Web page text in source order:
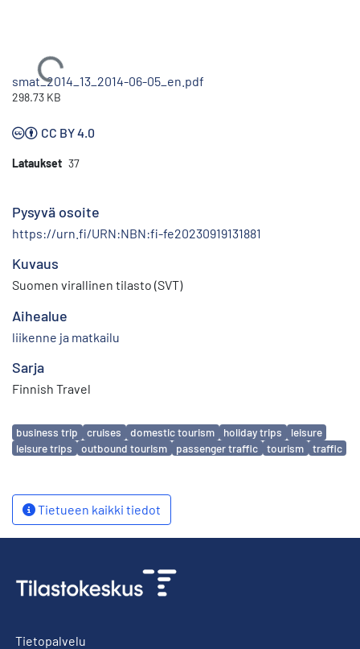
Ladataan...
smat_2014_13_2014-06-05_en.pdf
298.73 KB
CC BY 4.0
Lataukset 37
Pysyvä osoite
https://urn.fi/URN:NBN:fi-fe20230919131881
Kuvaus
Suomen virallinen tilasto (SVT)
Aihealue
liikenne ja matkailu
Sarja
Finnish Travel
Avainsanat
business trip cruises domestic tourism holiday trips
leisure
leisure trips
outbound tourism passenger traffic tourism traffic
Tietueen kaikki tiedot
Tietopalvelu